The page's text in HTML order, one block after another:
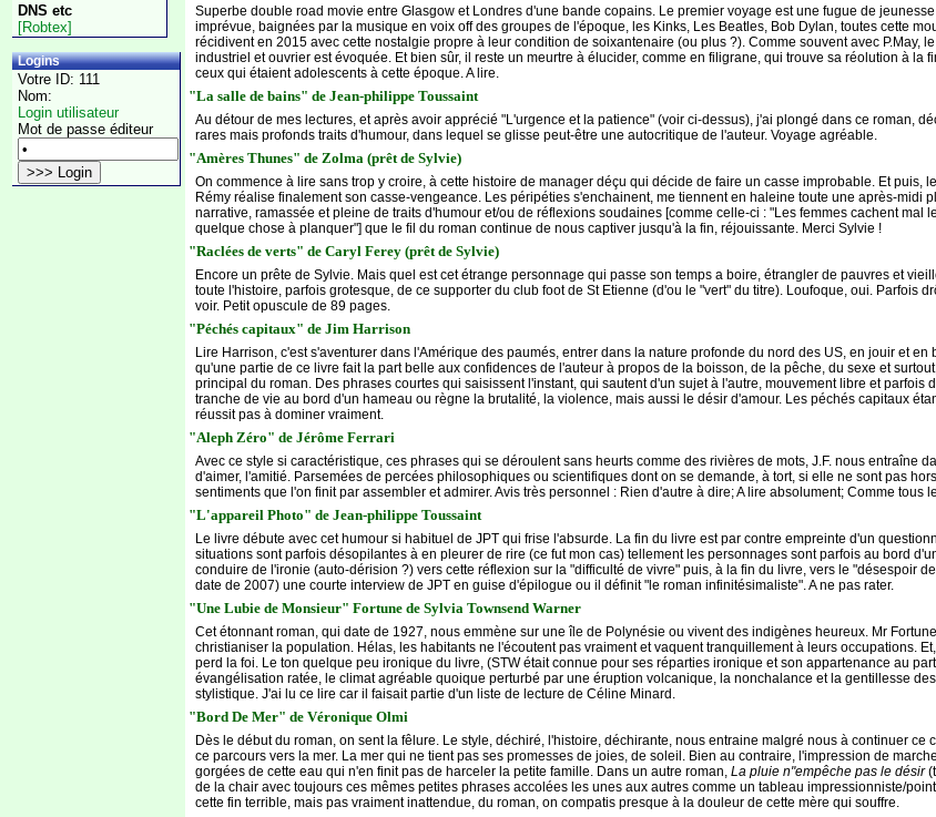
DNS etc
[Robtex]
Logins
Votre ID: 111
Nom:
Login utilisateur
Mot de passe éditeur
Superbe double road movie entre Glasgow et Londres d'une bande copains. Le premier voyage est une fugue de
imprévue, baignées par la musique en voix off des groupes de l'époque, les Kinks, Les Beatles, Bob Dylan, toutes cette
récidivent en 2015 avec cette nostalgie propre à leur condition de soixantenaire (ou plus ?). Comme souvent avec P.May,
industriel et ouvrier est évoquée. Et bien sûr, il reste un meurtre à élucider, comme en filigrane, qui trouve sa réolution à la
ceux qui étaient adolescents à cette époque. A lire.
"La salle de bains" de Jean-philippe Toussaint
Au détour de mes lectures, et après avoir apprécié "L'urgence et la patience" (voir ci-dessus), j'ai plongé dans ce roman,
rares mais profonds traits d'humour, dans lequel se glisse peut-être une autocritique de l'auteur. Voyage agréable.
"Amères Thunes" de Zolma (prêt de Sylvie)
On commence à lire sans trop y croire, à cette histoire de manager déçu qui décide de faire un casse improbable. Et puis,
Rémy réalise finalement son casse-vengeance. Les péripéties s'enchainent, me tiennent en haleine toute une après-midi
narrative, ramassée et pleine de traits d'humour et/ou de réflexions soudaines [comme celle-ci : "Les femmes cachent mal
quelque chose à planquer"] que le fil du roman continue de nous captiver jusqu'à la fin, réjouissante. Merci Sylvie !
"Raclées de verts" de Caryl Ferey (prêt de Sylvie)
Encore un prête de Sylvie. Mais quel est cet étrange personnage qui passe son temps a boire, étrangler de pauvres et
toute l'histoire, parfois grotesque, de ce supporter du club foot de St Etienne (d'ou le "vert" du titre). Loufoque, oui. Parfois
voir. Petit opuscule de 89 pages.
"Péchés capitaux" de Jim Harrison
Lire Harrison, c'est s'aventurer dans l'Amérique des paumés, entrer dans la nature profonde du nord des US, en jouir et
qu'une partie de ce livre fait la part belle aux confidences de l'auteur à propos de la boisson, de la pêche, du sexe et
principal du roman. Des phrases courtes qui saisissent l'instant, qui sautent d'un sujet à l'autre, mouvement libre et parfois
tranche de vie au bord d'un hameau ou règne la brutalité, la violence, mais aussi le désir d'amour. Les péchés capitaux
réussit pas à dominer vraiment.
"Aleph Zéro" de Jérôme Ferrari
Avec ce style si caractéristique, ces phrases qui se déroulent sans heurts comme des rivières de mots, J.F. nous entraîne
d'aimer, l'amitié. Parsemées de percées philosophiques ou scientifiques dont on se demande, à tort, si elle ne sont pas
sentiments que l'on finit par assembler et admirer. Avis très personnel : Rien d'autre à dire; A lire absolument; Comme tous
"L'appareil Photo" de Jean-philippe Toussaint
Le livre débute avec cet humour si habituel de JPT qui frise l'absurde. La fin du livre est par contre empreinte d'un
situations sont parfois désopilantes à en pleurer de rire (ce fut mon cas) tellement les personnages sont parfois au bord
conduire de l'ironie (auto-dérision ?) vers cette réflexion sur la "difficulté de vivre" puis, à la fin du livre, vers le "désespoir
date de 2007) une courte interview de JPT en guise d'épilogue ou il définit "le roman infinitésimaliste". A ne pas rater.
"Une Lubie de Monsieur" Fortune de Sylvia Townsend Warner
Cet étonnant roman, qui date de 1927, nous emmène sur une île de Polynésie ou vivent des indigènes heureux. Mr
christianiser la population. Hélas, les habitants ne l'écoutent pas vraiment et vaquent tranquillement à leurs occupations.
perd la foi. Le ton quelque peu ironique du livre, (STW était connue pour ses réparties ironique et son appartenance au
évangélisation ratée, le climat agréable quoique perturbé par une éruption volcanique, la nonchalance et la gentillesse
stylistique. J'ai lu ce lire car il faisait partie d'un liste de lecture de Céline Minard.
"Bord De Mer" de Véronique Olmi
Dès le début du roman, on sent la fêlure. Le style, déchiré, l'histoire, déchirante, nous entraine malgré nous à continuer
ce parcours vers la mer. La mer qui ne tient pas ses promesses de joies, de soleil. Bien au contraire, l'impression de
gorgées de cette eau qui n'en finit pas de harceler la petite famille. Dans un autre roman, La pluie n"empêche pas le désir
de la chair avec toujours ces mêmes petites phrases accolées les unes aux autres comme un tableau impressionniste/
cette fin terrible, mais pas vraiment inattendue, du roman, on compatis presque à la douleur de cette mère qui souffre.